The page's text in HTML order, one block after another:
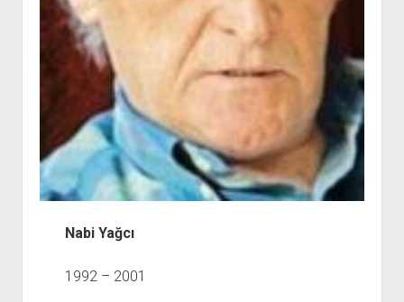
Nabi Yağcı
1992 – 2001